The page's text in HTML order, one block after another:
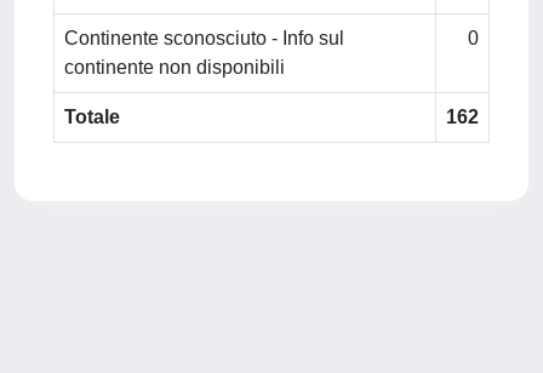
Continente sconosciuto - Info sul
continente non disponibili
0
Totale 162